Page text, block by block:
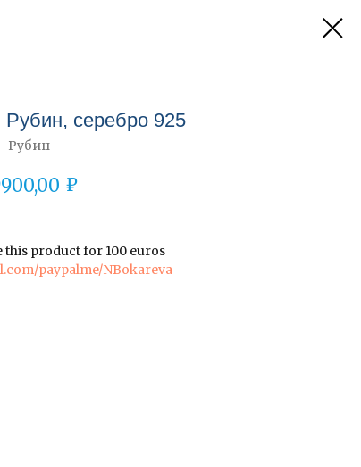
Рубин, серебро 925
Рубин
₽
this product for 100 euros
paypalme/NBokareva